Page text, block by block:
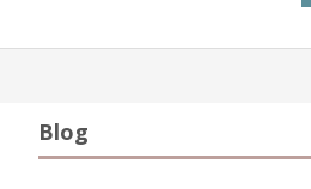
Blog